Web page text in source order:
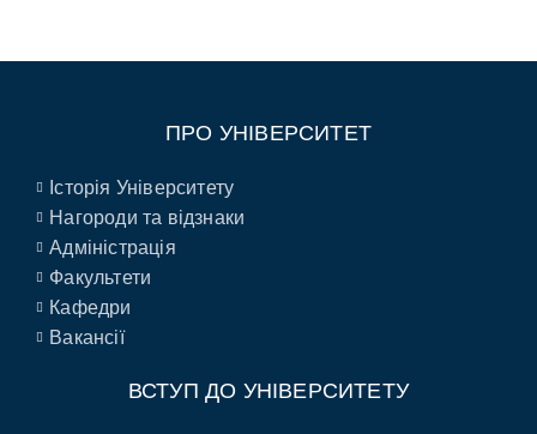
ПРО УНІВЕРСИТЕТ
Історія Університету
Нагороди та відзнаки
Адміністрація
Факультети
Кафедри
Вакансії
ВСТУП ДО УНІВЕРСИТЕТУ